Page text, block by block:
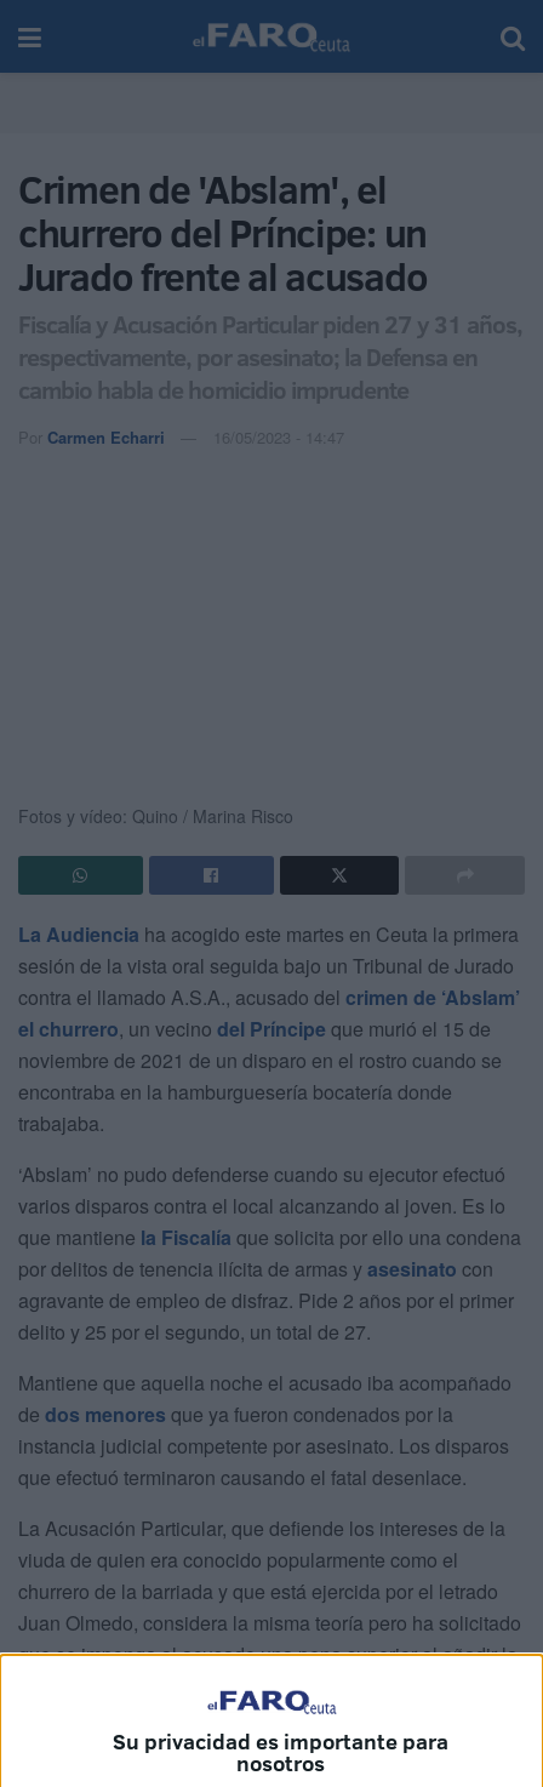
Su privacidad es importante para
nosotros
Crimen de 'Abslam', el
churrero del Príncipe: un
Jurado frente al acusado
Fiscalía y Acusación Particular piden 27 y 31 años,
respectivamente, por asesinato; la Defensa en
cambio habla de homicidio imprudente
Por Carmen Echarri 16/05/2023 - 14:47
Fotos y vídeo: Quino / Marina Risco
La Audiencia ha acogido este martes en Ceuta la primera
sesión de la vista oral seguida bajo un Tribunal de Jurado
contra el llamado A.S.A., acusado del crimen de ‘Abslam’
el churrero, un vecino del Príncipe que murió el 15 de
noviembre de 2021 de un disparo en el rostro cuando se
encontraba en la hamburguesería bocatería donde
trabajaba.
‘Abslam’ no pudo defenderse cuando su ejecutor efectuó
varios disparos contra el local alcanzando al joven. Es lo
que mantiene la Fiscalía que solicita por ello una condena
por delitos de tenencia ilícita de armas yasesinato con
agravante de empleo de disfraz. Pide 2 años por el primer
delito y 25 por el segundo, un total de 27.
Mantiene que aquella noche el acusado iba acompañado
de dos menores que ya fueron condenados por la
instancia judicial competente por asesinato. Los disparos
que efectuó terminaron causando el fatal desenlace.
La Acusación Particular, que defiende los intereses de la
viuda de quien era conocido popularmente como el
churrero de la barriada y que está ejercida por el letrado
Juan Olmedo, considera la misma teoría pero ha solicitado
que se imponga al acusado una pena superior al añadir la
existencia de un delito de constitución de organización
criminal a los de tenencia ilícita de armas y asesinato. En
total pide 2 años por la tenencia de armas, 4 por
pertenencia a grupo criminal y 25 por asesinato, un total de